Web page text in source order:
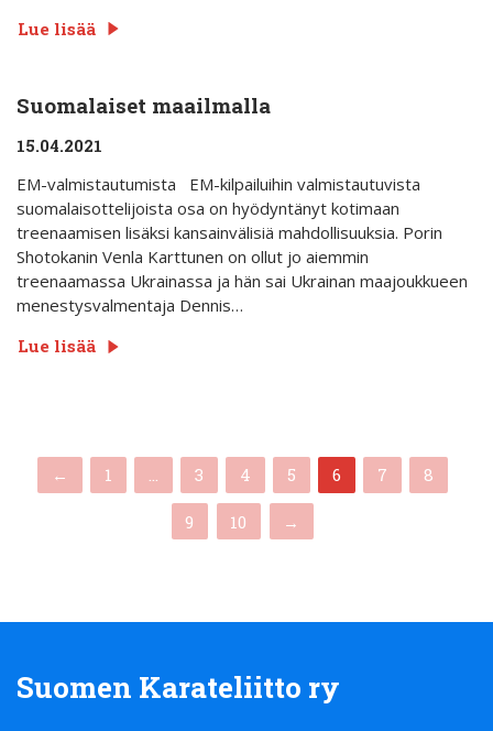
Lue lisää
Suomalaiset maailmalla
15.04.2021
EM-valmistautumista EM-kilpailuihin valmistautuvista
suomalaisottelijoista osa on hyödyntänyt kotimaan
treenaamisen lisäksi kansainvälisiä mahdollisuuksia. Porin
Shotokanin Venla Karttunen on ollut jo aiemmin
treenaamassa Ukrainassa ja hän sai Ukrainan maajoukkueen
menestysvalmentaja Dennis…
Lue lisää
← 1 … 3 4 5 6(current)
7 8
9 10 →
Suomen Karateliitto ry